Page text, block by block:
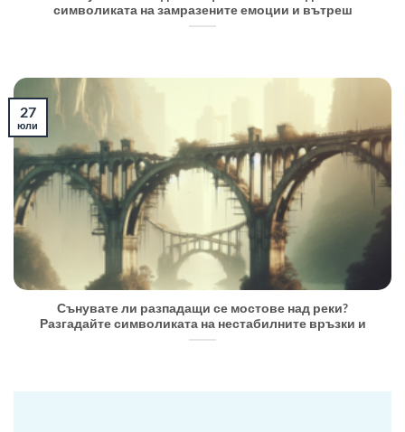
символиката на замразените емоции и вътреш
Сънувате ли разпадащи се мостове над реки?
Разгадайте символиката на нестабилните връзки и
27
юли